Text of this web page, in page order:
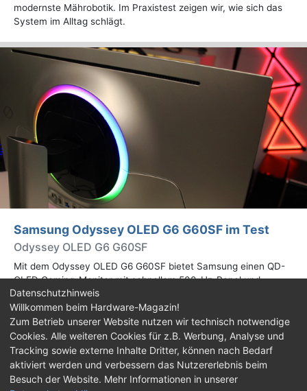
modernste Mährobotik. Im Praxistest zeigen wir, wie sich das
System im Alltag schlägt.
Samsung Odyssey OLED G6 G60SF im Test
Odyssey OLED G6 G60SF
Mit dem Odyssey OLED G6 G60SF bietet Samsung einen QD-
OLED Gaming-Monitor mit schnellem 500-Hz-Panel und
WQHD-Auflösung an. Wir haben den 27 Zoll großen Monitor auf
Herz und Nieren geprüft.
Impressum| Kontakt |Jobs |Datenschutz |
Consent‑Einstellungen |Haftungsausschluss
Datenschutzhinweis
Willkommen beim Hardware-Magazin!
Zum Betrieb unserer Website nutzen wir technisch notwendige
Cookies. Alle weiteren Cookies für z.B. Werbung, Analyse und
Tracking sowie externe Inhalte Dritter, können nach Bedarf
aktiviert werden und verbessern das Nutzererlebnis beim
Besuch der Website. Mehr Informationen in unserer